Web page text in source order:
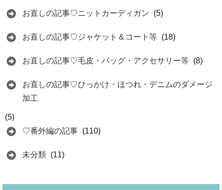
お直しの記事♡ニットカーディガン (5)
お直しの記事♡ジャケット＆コート等 (18)
お直しの記事♡毛皮・バッグ・アクセサリー等 (8)
お直しの記事♡ひっかけ・ほつれ・デニムのダメージ
加工
(5)
♡番外編の記事 (110)
未分類 (11)